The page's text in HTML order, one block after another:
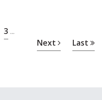
3 ...
Next Last